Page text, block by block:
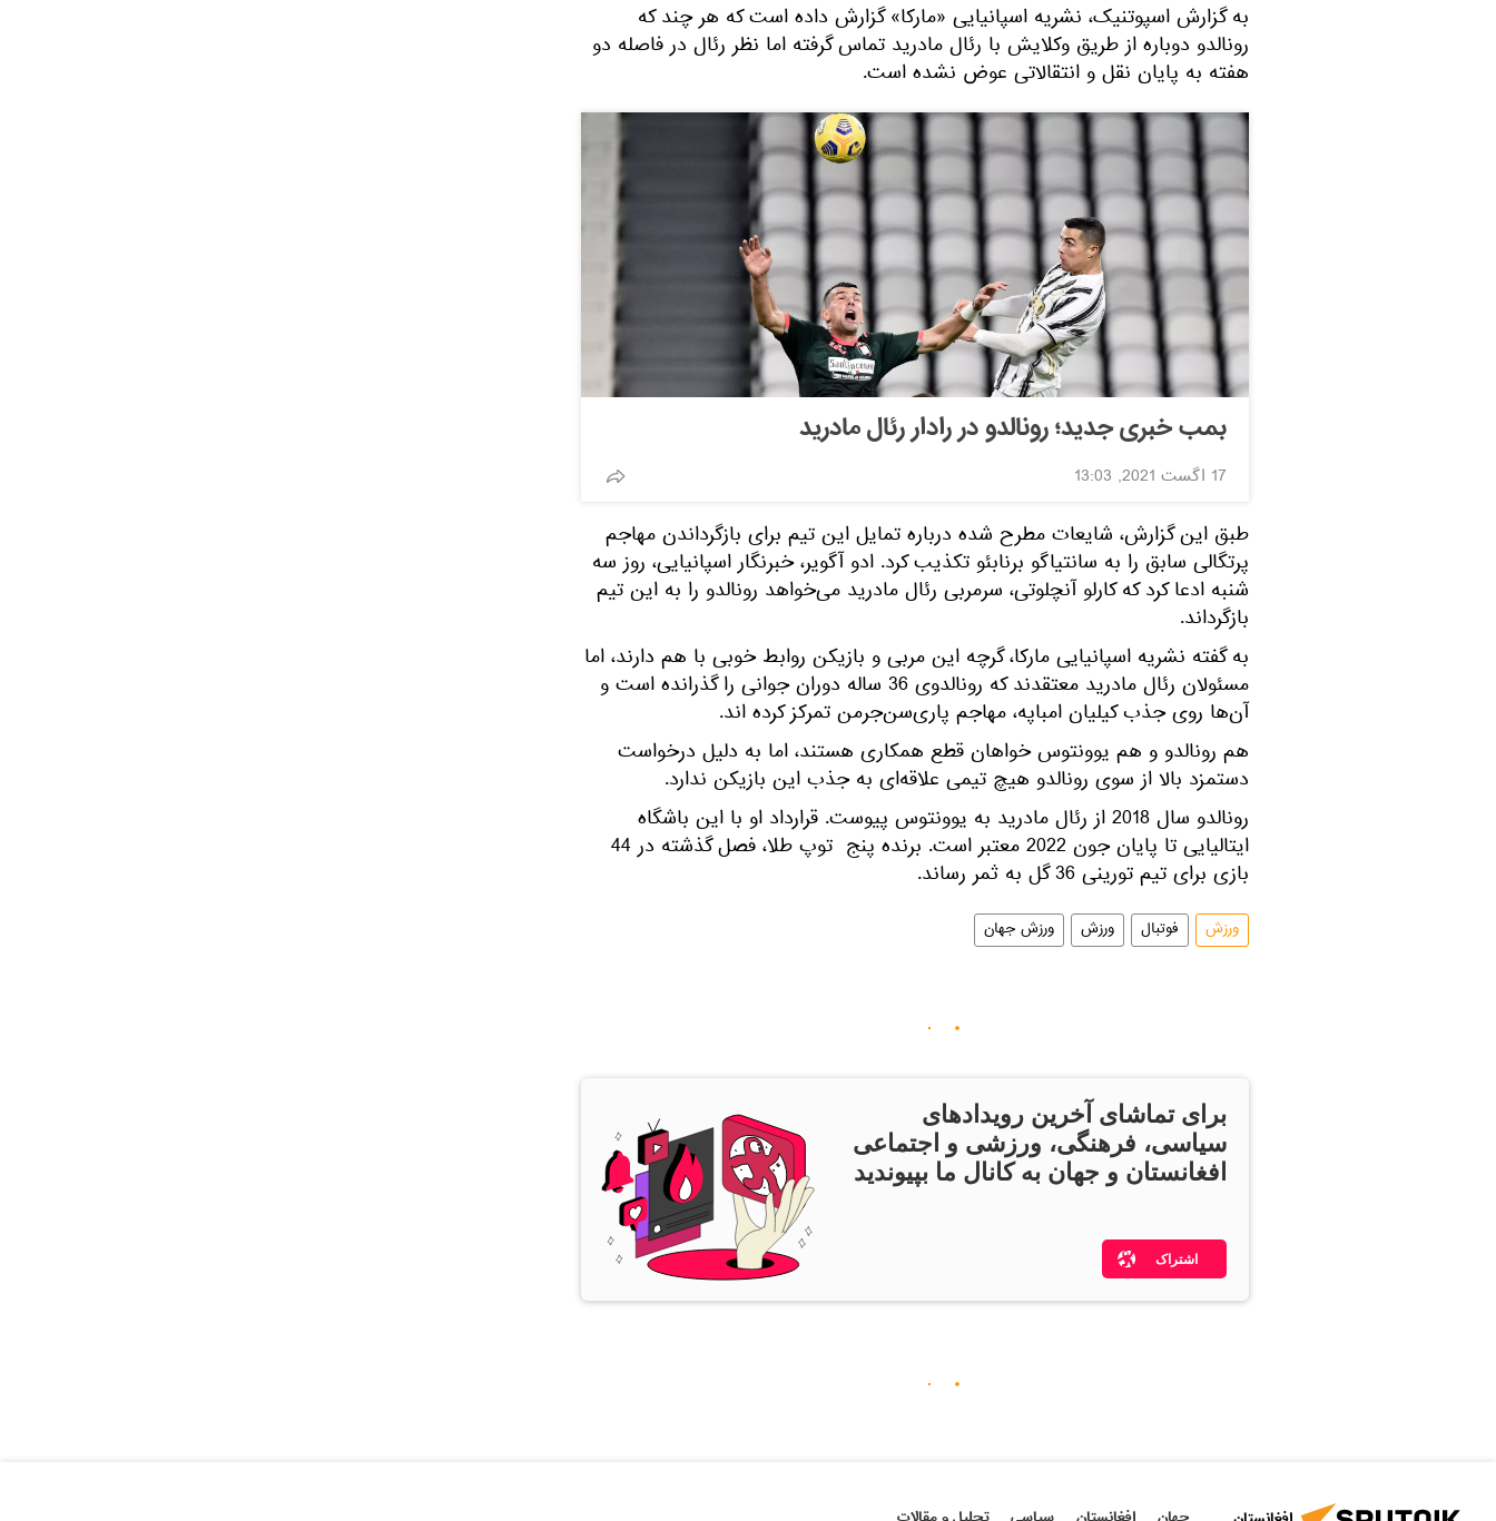
به گزارش اسپوتنیک، نشریه اسپانیایی «مارکا» گزارش داده است که هر چند که
رونالدو دوباره از طریق وکلایش با رئال مادرید تماس گرفته اما نظر رئال در فاصله دو
هفته به پایان نقل و انتقالاتی عوض نشده است.
بمب خبری جدید؛ رونالدو در رادار رئال مادرید
17 اگست 2021, 13:03
طبق این گزارش، شایعات مطرح شده درباره تمایل این تیم برای بازگرداندن مهاجم
پرتگالی سابق را به سانتیاگو برنابئو تکذیب کرد. ادو آگویر، خبرنگار اسپانیایی، روز سه
شنبه ادعا کرد که کارلو آنچلوتی، سرمربی رئال مادرید می‌خواهد رونالدو را به این تیم
بازگرداند.
به گفته نشریه اسپانیایی مارکا، گرچه این مربی و بازیکن روابط خوبی با هم دارند، اما
مسئولان رئال مادرید معتقدند که رونالدوی 36 ساله دوران جوانی را گذرانده است و
آن‌ها روی جذب کیلیان امباپه، مهاجم پاری‌سن‌جرمن تمرکز کرده اند.
هم رونالدو و هم یوونتوس خواهان قطع همکاری هستند، اما به دلیل درخواست
دستمزد بالا از سوی رونالدو هیچ تیمی علاقه‌ای به جذب این بازیکن ندارد.
رونالدو سال 2018 از رئال مادرید به یوونتوس پیوست. قرارداد او با این باشگاه
ایتالیایی تا پایان جون 2022 معتبر است. برنده پنج توپ طلا، فصل گذشته در 44
بازی برای تیم تورینی 36 گل به ثمر رساند.
ورزش فوتبال ورزش ورزش جهان
برای تماشای آخرین رویدادهای
سیاسی، فرهنگی، ورزشی و اجتماعی
افغانستان و جهان به کانال ما بپیوندید
اشتراک